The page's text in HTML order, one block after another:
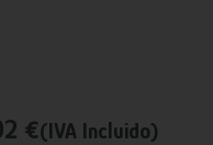
€(IVA Incluido)